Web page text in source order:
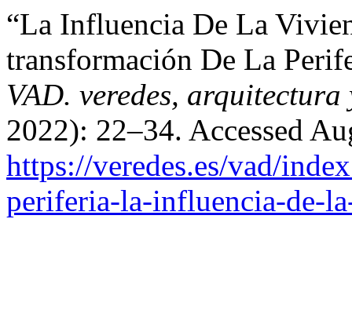
“La Influencia De La
transformación De La
VAD. veredes,
2022): 22–34. Accessed
https://veredes.es/vad/
periferia-la-influencia-de-